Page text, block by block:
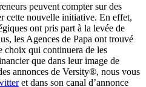
peuvent compter sur des
cette nouvelle initiative. En effet,
ont pris part à la levée de
les Agences de Papa ont trouvé
choix qui continuera de les
que dans leur image de
annonces de Versity®, nous vous
et dans son canal d’annonce